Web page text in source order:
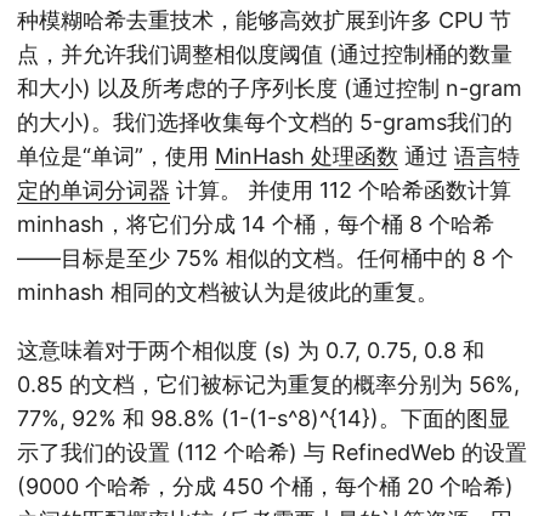
种模糊哈希去重技术，能够高效扩展到许多 CPU 节
点，并允许我们调整相似度阈值 (通过控制桶的数量
和大小) 以及所考虑的子序列长度 (通过控制 n-gram
的大小)。我们选择收集每个文档的 5-grams我们的
单位是“单词”，使用 MinHash 处理函数 通过 语言特
定的单词分词器 计算。
并使用 112 个哈希函数计算
minhash，将它们分成 14 个桶，每个桶 8 个哈希
——目标是至少 75% 相似的文档。任何桶中的 8 个
minhash 相同的文档被认为是彼此的重复。
这意味着对于两个相似度 (s) 为 0.7, 0.75, 0.8 和
0.85 的文档，它们被标记为重复的概率分别为 56%,
77%, 92% 和 98.8% (1-(1-s^8)^{14})。下面的图显
示了我们的设置 (112 个哈希) 与 RefinedWeb 的设置
(9000 个哈希，分成 450 个桶，每个桶 20 个哈希)